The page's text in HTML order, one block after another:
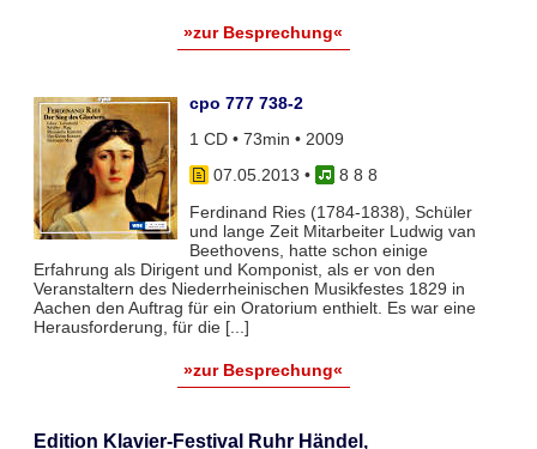
»zur Besprechung«
cpo 777 738-2
1 CD • 73min • 2009
07.05.2013 •
8 8 8
Ferdinand Ries (1784-1838), Schüler
und lange Zeit Mitarbeiter Ludwig van
Beethovens, hatte schon einige
Erfahrung als Dirigent und Komponist, als er von den
Veranstaltern des Niederrheinischen Musikfestes 1829 in
Aachen den Auftrag für ein Oratorium enthielt. Es war eine
Herausforderung, für die [...]
»zur Besprechung«
Edition Klavier-Festival Ruhr Händel,